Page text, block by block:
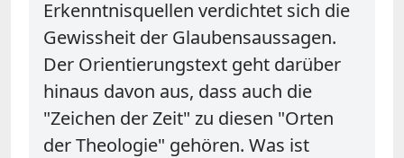
Erkenntnisquellen verdichtet sich die
Gewissheit der Glaubensaussagen.
Der Orientierungstext geht darüber
hinaus davon aus, dass auch die
"Zeichen der Zeit" zu diesen "Orten
der Theologie" gehören. Was ist